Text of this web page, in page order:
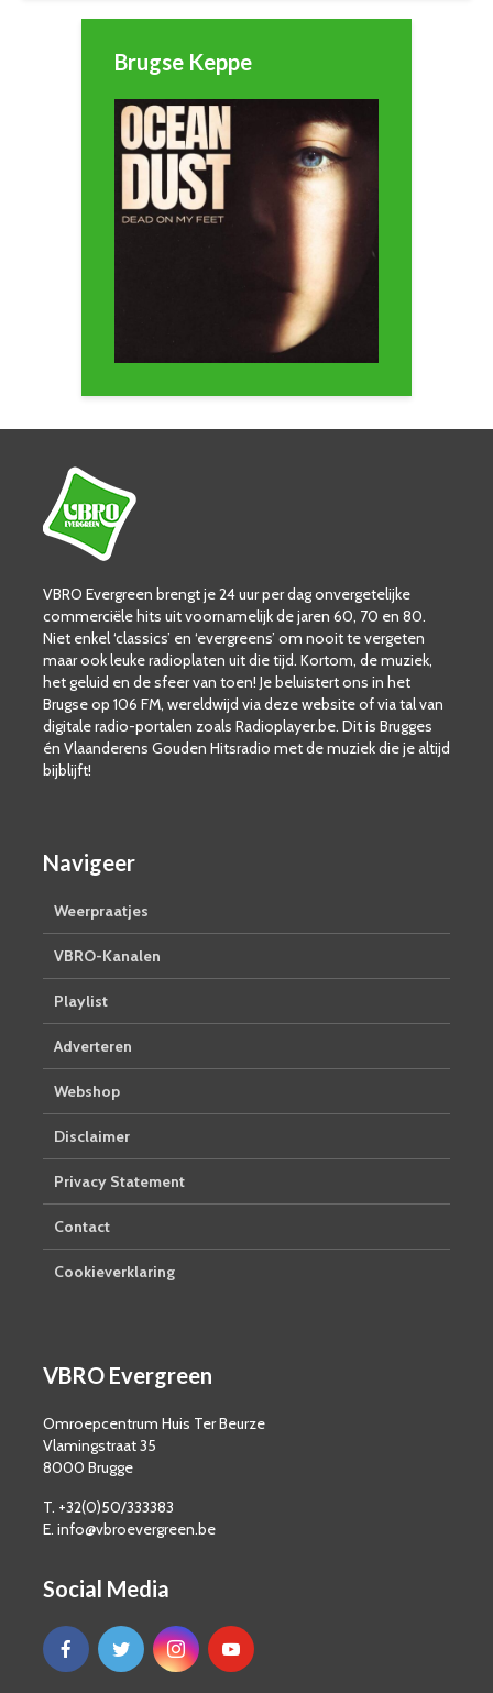
Brugse Keppe
VBRO Evergreen brengt je 24 uur per dag onvergetelijke
commerciële hits uit voornamelijk de jaren 60, 70 en 80.
Niet enkel ‘classics’ en ‘evergreens’ om nooit te vergeten
maar ook leuke radioplaten uit die tijd. Kortom, de muziek,
het geluid en de sfeer van toen! Je beluistert ons in het
Brugse op 106 FM, wereldwijd via deze website of via tal van
digitale radio-portalen zoals Radioplayer.be. Dit is Brugges
én Vlaanderens Gouden Hitsradio met de muziek die je altijd
bijblijft!
Navigeer
Weerpraatjes
VBRO-Kanalen
Playlist
Adverteren
Webshop
Disclaimer
Privacy Statement
Contact
Cookieverklaring
VBRO Evergreen
Omroepcentrum Huis Ter Beurze
Vlamingstraat 35
8000 Brugge
T. +32(0)50/333383
E. info@vbroevergreen.be
Social Media